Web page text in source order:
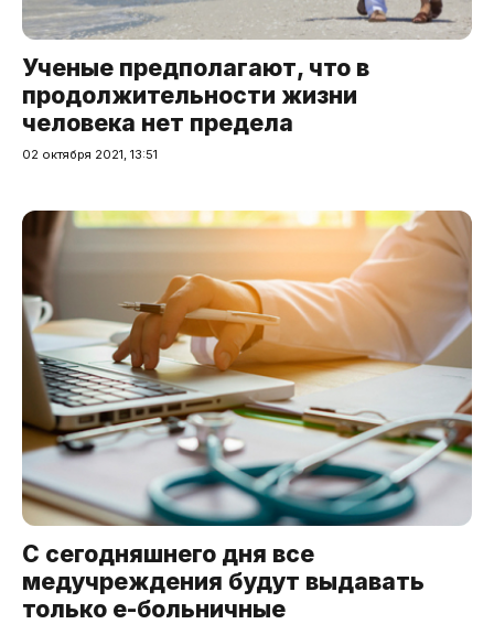
Ученые предполагают, что в
продолжительности жизни
человека нет предела
02 октября 2021, 13:51
С сегодняшнего дня все
медучреждения будут выдавать
только е-больничные